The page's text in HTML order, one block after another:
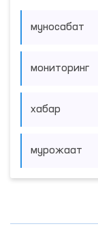
муносабат
мониторинг
хабар
мурожаат